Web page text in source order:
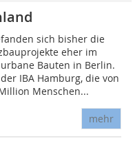
sich bisher die
eher im
Bauten in Berlin.
IBA Hamburg, die von
Menschen...
mehr